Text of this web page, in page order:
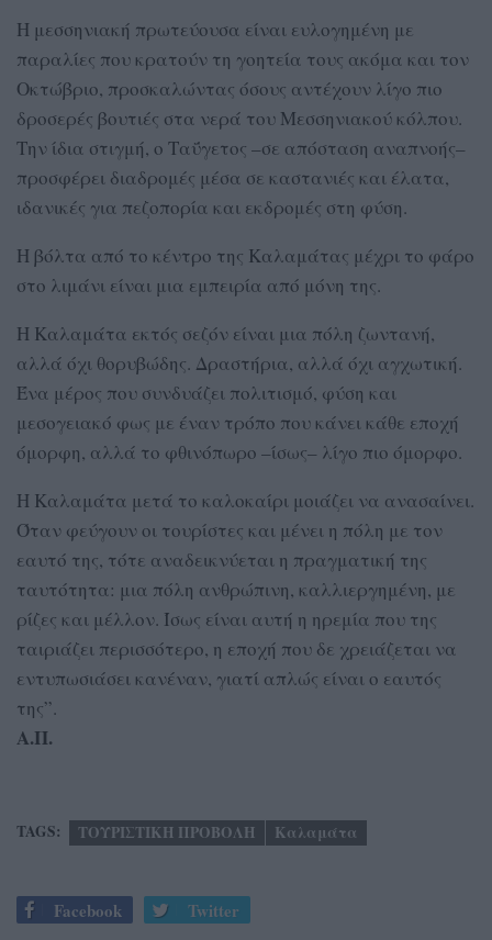
Η μεσσηνιακή πρωτεύουσα είναι ευλογημένη με
παραλίες που κρατούν τη γοητεία τους ακόμα και τον
Οκτώβριο, προσκαλώντας όσους αντέχουν λίγο πιο
δροσερές βουτιές στα νερά του Μεσσηνιακού κόλπου.
Την ίδια στιγμή, ο Ταΰγετος –σε απόσταση αναπνοής–
προσφέρει διαδρομές μέσα σε καστανιές και έλατα,
ιδανικές για πεζοπορία και εκδρομές στη φύση.
Η βόλτα από το κέντρο της Καλαμάτας μέχρι το φάρο
στο λιμάνι είναι μια εμπειρία από μόνη της.
Η Καλαμάτα εκτός σεζόν είναι μια πόλη ζωντανή,
αλλά όχι θορυβώδης. Δραστήρια, αλλά όχι αγχωτική.
Ένα μέρος που συνδυάζει πολιτισμό, φύση και
μεσογειακό φως με έναν τρόπο που κάνει κάθε εποχή
όμορφη, αλλά το φθινόπωρο –ίσως– λίγο πιο όμορφο.
Η Καλαμάτα μετά το καλοκαίρι μοιάζει να ανασαίνει.
Όταν φεύγουν οι τουρίστες και μένει η πόλη με τον
εαυτό της, τότε αναδεικνύεται η πραγματική της
ταυτότητα: μια πόλη ανθρώπινη, καλλιεργημένη, με
ρίζες και μέλλον. Ίσως είναι αυτή η ηρεμία που της
ταιριάζει περισσότερο, η εποχή που δε χρειάζεται να
εντυπωσιάσει κανέναν, γιατί απλώς είναι ο εαυτός
της”.
Α.Π.
TAGS: ΤΟΥΡΙΣΤΙΚΗ ΠΡΟΒΟΛΗ Καλαμάτα
Facebook Twitter